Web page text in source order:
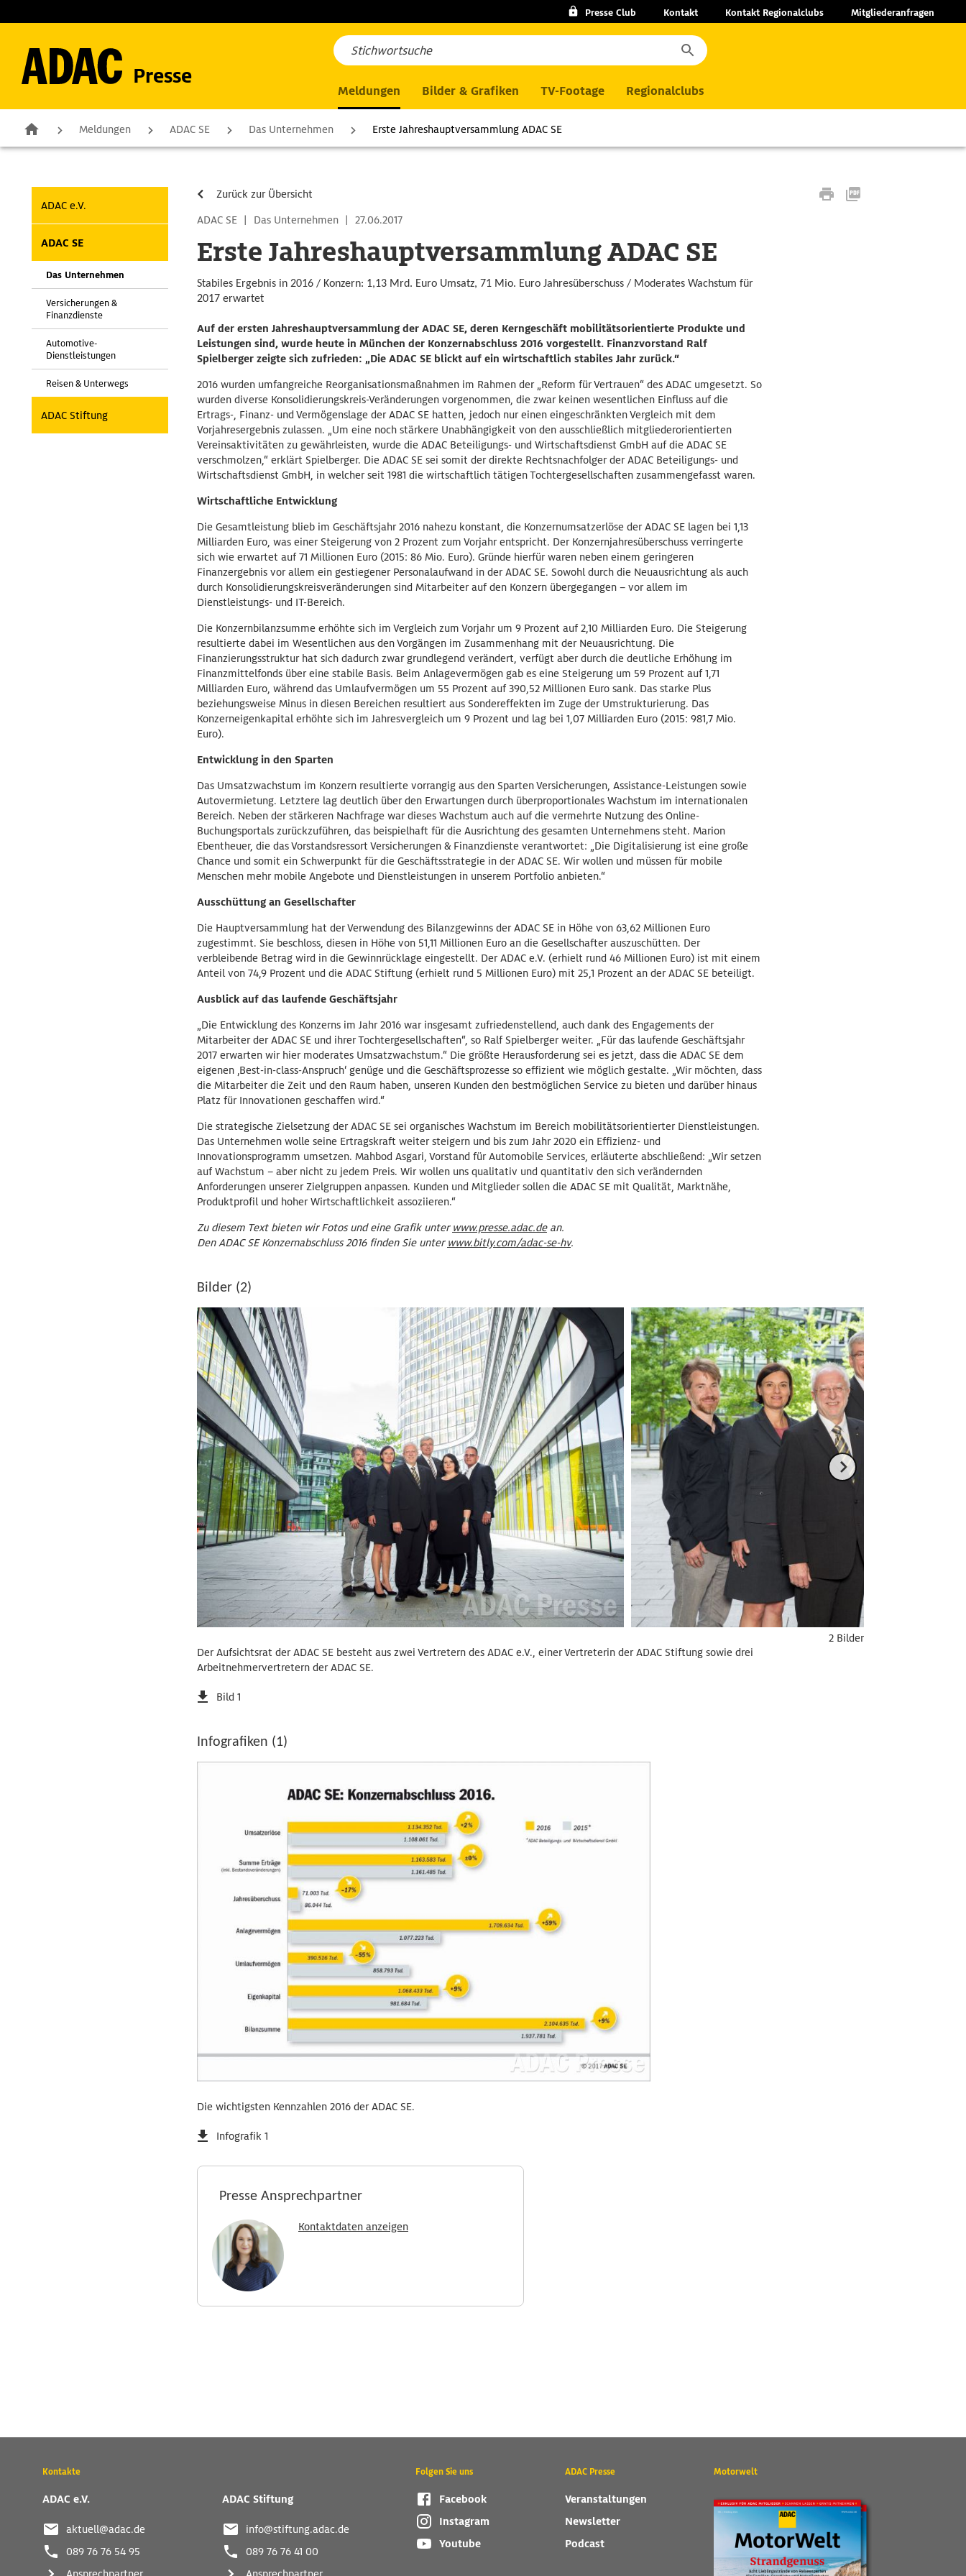
Presse Club Kontakt Kontakt Regionalclubs Mitgliederanfragen
Presse
Meldungen Bilder & Grafiken TV-Footage Regionalclubs
Meldungen ADAC SE Das Unternehmen Erste Jahreshauptversammlung ADAC SE
ADAC e.V.
ADAC SE
Das Unternehmen
Versicherungen &
Finanzdienste
Automotive-
Dienstleistungen
Reisen & Unterwegs
ADAC Stiftung
Zurück zur Übersicht
ADAC SE | Das Unternehmen | 27.06.2017
Erste Jahreshauptversammlung ADAC SE
Stabiles Ergebnis in 2016 / Konzern: 1,13 Mrd. Euro Umsatz, 71 Mio. Euro Jahresüberschuss / Moderates Wachstum für
2017 erwartet
Auf der ersten Jahreshauptversammlung der ADAC SE, deren Kerngeschäft mobilitätsorientierte Produkte und
Leistungen sind, wurde heute in München der Konzernabschluss 2016 vorgestellt. Finanzvorstand Ralf
Spielberger zeigte sich zufrieden: „Die ADAC SE blickt auf ein wirtschaftlich stabiles Jahr zurück.“
2016 wurden umfangreiche Reorganisationsmaßnahmen im Rahmen der „Reform für Vertrauen“ des ADAC umgesetzt. So
wurden diverse Konsolidierungskreis-Veränderungen vorgenommen, die zwar keinen wesentlichen Einfluss auf die
Ertrags-, Finanz- und Vermögenslage der ADAC SE hatten, jedoch nur einen eingeschränkten Vergleich mit dem
Vorjahresergebnis zulassen. „Um eine noch stärkere Unabhängigkeit von den ausschließlich mitgliederorientierten
Vereinsaktivitäten zu gewährleisten, wurde die ADAC Beteiligungs- und Wirtschaftsdienst GmbH auf die ADAC SE
verschmolzen,“ erklärt Spielberger. Die ADAC SE sei somit der direkte Rechtsnachfolger der ADAC Beteiligungs- und
Wirtschaftsdienst GmbH, in welcher seit 1981 die wirtschaftlich tätigen Tochtergesellschaften zusammengefasst waren.
Wirtschaftliche Entwicklung
Die Gesamtleistung blieb im Geschäftsjahr 2016 nahezu konstant, die Konzernumsatzerlöse der ADAC SE lagen bei 1,13
Milliarden Euro, was einer Steigerung von 2 Prozent zum Vorjahr entspricht. Der Konzernjahresüberschuss verringerte
sich wie erwartet auf 71 Millionen Euro (2015: 86 Mio. Euro). Gründe hierfür waren neben einem geringeren
Finanzergebnis vor allem ein gestiegener Personalaufwand in der ADAC SE. Sowohl durch die Neuausrichtung als auch
durch Konsolidierungskreisveränderungen sind Mitarbeiter auf den Konzern übergegangen – vor allem im
Dienstleistungs- und IT-Bereich.
Die Konzernbilanzsumme erhöhte sich im Vergleich zum Vorjahr um 9 Prozent auf 2,10 Milliarden Euro. Die Steigerung
resultierte dabei im Wesentlichen aus den Vorgängen im Zusammenhang mit der Neuausrichtung. Die
Finanzierungsstruktur hat sich dadurch zwar grundlegend verändert, verfügt aber durch die deutliche Erhöhung im
Finanzmittelfonds über eine stabile Basis. Beim Anlagevermögen gab es eine Steigerung um 59 Prozent auf 1,71
Milliarden Euro, während das Umlaufvermögen um 55 Prozent auf 390,52 Millionen Euro sank. Das starke Plus
beziehungsweise Minus in diesen Bereichen resultiert aus Sondereffekten im Zuge der Umstrukturierung. Das
Konzerneigenkapital erhöhte sich im Jahresvergleich um 9 Prozent und lag bei 1,07 Milliarden Euro (2015: 981,7 Mio.
Euro).
Entwicklung in den Sparten
Das Umsatzwachstum im Konzern resultierte vorrangig aus den Sparten Versicherungen, Assistance-Leistungen sowie
Autovermietung. Letztere lag deutlich über den Erwartungen durch überproportionales Wachstum im internationalen
Bereich. Neben der stärkeren Nachfrage war dieses Wachstum auch auf die vermehrte Nutzung des Online-
Buchungsportals zurückzuführen, das beispielhaft für die Ausrichtung des gesamten Unternehmens steht. Marion
Ebentheuer, die das Vorstandsressort Versicherungen & Finanzdienste verantwortet: „Die Digitalisierung ist eine große
Chance und somit ein Schwerpunkt für die Geschäftsstrategie in der ADAC SE. Wir wollen und müssen für mobile
Menschen mehr mobile Angebote und Dienstleistungen in unserem Portfolio anbieten.“
Ausschüttung an Gesellschafter
Die Hauptversammlung hat der Verwendung des Bilanzgewinns der ADAC SE in Höhe von 63,62 Millionen Euro
zugestimmt. Sie beschloss, diesen in Höhe von 51,11 Millionen Euro an die Gesellschafter auszuschütten. Der
verbleibende Betrag wird in die Gewinnrücklage eingestellt. Der ADAC e.V. (erhielt rund 46 Millionen Euro) ist mit einem
Anteil von 74,9 Prozent und die ADAC Stiftung (erhielt rund 5 Millionen Euro) mit 25,1 Prozent an der ADAC SE beteiligt.
Ausblick auf das laufende Geschäftsjahr
„Die Entwicklung des Konzerns im Jahr 2016 war insgesamt zufriedenstellend, auch dank des Engagements der
Mitarbeiter der ADAC SE und ihrer Tochtergesellschaften“, so Ralf Spielberger weiter. „Für das laufende Geschäftsjahr
2017 erwarten wir hier moderates Umsatzwachstum.“ Die größte Herausforderung sei es jetzt, dass die ADAC SE dem
eigenen ‚Best-in-class-Anspruch‘ genüge und die Geschäftsprozesse so effizient wie möglich gestalte. „Wir möchten, dass
die Mitarbeiter die Zeit und den Raum haben, unseren Kunden den bestmöglichen Service zu bieten und darüber hinaus
Platz für Innovationen geschaffen wird.“
Die strategische Zielsetzung der ADAC SE sei organisches Wachstum im Bereich mobilitätsorientierter Dienstleistungen.
Das Unternehmen wolle seine Ertragskraft weiter steigern und bis zum Jahr 2020 ein Effizienz- und
Innovationsprogramm umsetzen. Mahbod Asgari, Vorstand für Automobile Services, erläuterte abschließend: „Wir setzen
auf Wachstum – aber nicht zu jedem Preis. Wir wollen uns qualitativ und quantitativ den sich verändernden
Anforderungen unserer Zielgruppen anpassen. Kunden und Mitglieder sollen die ADAC SE mit Qualität, Marktnähe,
Produktprofil und hoher Wirtschaftlichkeit assoziieren.“
Zu diesem Text bieten wir Fotos und eine Grafik unter www.presse.adac.dean.
Den ADAC SE Konzernabschluss 2016 finden Sie unter www.bitly.com/adac-se-hv.
Bilder (2)
Der Aufsichtsrat der ADAC SE besteht aus zwei Vertretern des ADAC e.V., einer Vertreterin der ADAC Stiftung sowie drei
Arbeitnehmervertretern der ADAC SE.
Bild 1
2 Bilder
Infografiken (1)
Die wichtigsten Kennzahlen 2016 der ADAC SE.
Infografik 1
Presse Ansprechpartner
Kontaktdaten anzeigen
Wichtige
und
Links
Kontakte
ADAC e.V.
aktuell@adac.de
089 76 76 54 95
ADAC Stiftung
info@stiftung.adac.de
089 76 76 41 00
Folgen Sie uns
Facebook
Instagram
Youtube
ADAC Presse
Veranstaltungen
Newsletter
Podcast
Motorwelt